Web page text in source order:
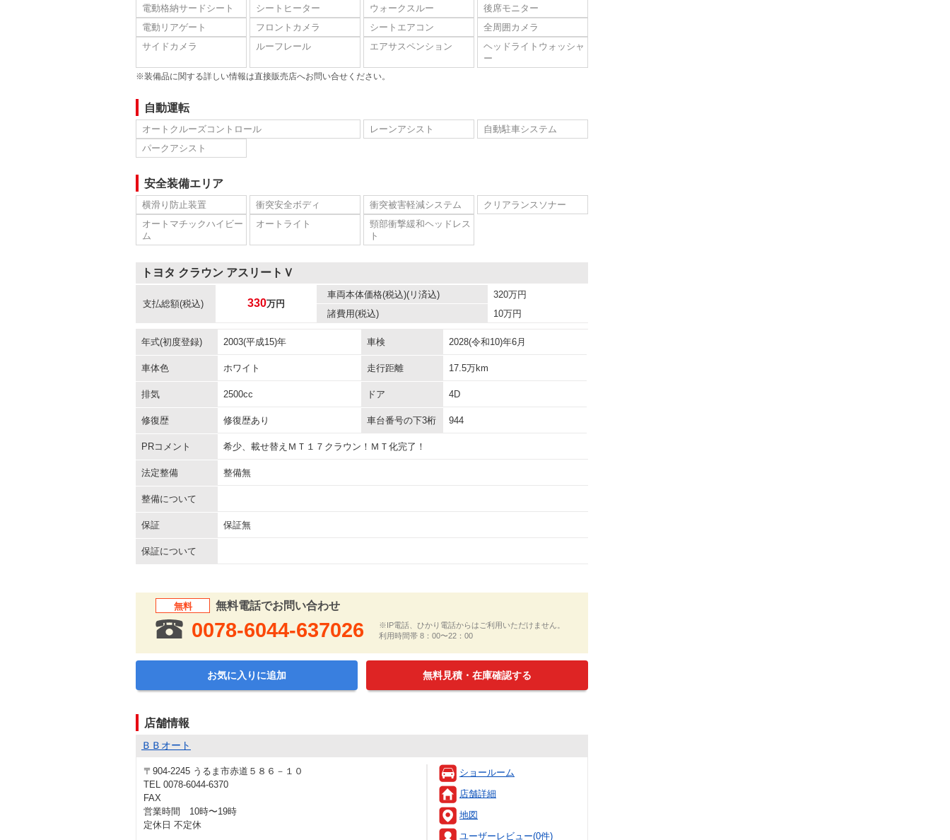
電動格納サードシート
シートヒーター ウォークスルー
後席モニター
電動リアゲート
フロントカメラ シートエアコン
全周囲カメラ
サイドカメラ
ルーフレール エアサスペンション
ヘッドライトウォッシャ
ー
※装備品に関する詳しい情報は直接販売店へお問い合せください。
自動運転
オートクルーズコントロール レーンアシスト
自動駐車システム
パークアシスト
安全装備エリア
横滑り防止装置 衝突安全ボディ 衝突被害軽減システム
クリアランスソナー
オートマチックハイビー
ム
オートライト
頸部衝撃緩和ヘッドレス
ト
トヨタ クラウン アスリートＶ
支払総額(税込) 330万円
車両本体価格(税込)(リ済込) 320万円
諸費用(税込) 10万円
年式(初度登録) 2003(平成15)年 車検 2028(令和10)年6月
車体色 ホワイト 走行距離 17.5万km
排気 2500cc ドア 4D
修復歴 修復歴あり 車台番号の下3桁 944
PRコメント 希少、載せ替えＭＴ１７クラウン！ＭＴ化完了！
法定整備 整備無
整備について
保証 保証無
保証について
無料 無料電話でお問い合わせ
0078-6044-637026
※IP電話、ひかり電話からはご利用いただけません。
利用時間帯 8：00〜22：00
お気に入りに追加 無料見積・在庫確認する
店舗情報
ＢＢオート
〒904-2245 うるま市赤道５８６－１０
TEL 0078-6044-6370
FAX
営業時間 10時〜19時
定休日 不定休
ショールーム
店舗詳細
地図
ユーザーレビュー(0件)